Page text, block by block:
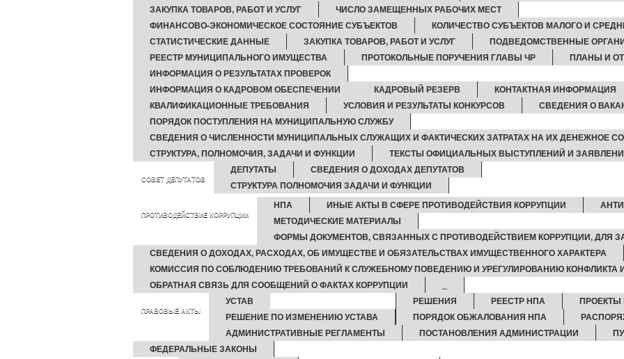
ЗАКУПКА ТОВАРОВ, РАБОТ И УСЛУГ
ЧИСЛО ЗАМЕЩЕННЫХ РАБОЧИХ МЕСТ
ФИНАНСОВО-ЭКОНОМИЧЕСКОЕ СОСТОЯНИЕ СУБЪЕКТОВ
КОЛИЧЕСТВО СУБЪЕКТОВ МАЛОГО И
СТАТИСТИЧЕСКИЕ ДАННЫЕ
ЗАКУПКА ТОВАРОВ, РАБОТ И УСЛУГ
ПОДВЕДОМСТВЕННЫЕ
РЕЕСТР МУНИЦИПАЛЬНОГО ИМУЩЕСТВА
ПРОТОКОЛЬНЫЕ ПОРУЧЕНИЯ ГЛАВЫ ЧР
ПЛАНЫ И
ИНФОРМАЦИЯ О РЕЗУЛЬТАТАХ ПРОВЕРОК
ИНФОРМАЦИЯ О КАДРОВОМ ОБЕСПЕЧЕНИИ
КАДРОВЫЙ РЕЗЕРВ
КОНТАКТНАЯ ИНФОРМАЦИЯ
КВАЛИФИКАЦИОННЫЕ ТРЕБОВАНИЯ
УСЛОВИЯ И РЕЗУЛЬТАТЫ КОНКУРСОВ
СВЕДЕНИЯ О
ПОРЯДОК ПОСТУПЛЕНИЯ НА МУНИЦИПАЛЬНУЮ СЛУЖБУ
СВЕДЕНИЯ О ЧИСЛЕННОСТИ МУНИЦИПАЛЬНЫХ СЛУЖАЩИХ И ФАКТИЧЕСКИХ ЗАТРАТАХ НА ИХ ДЕНЕЖНОЕ
СТРУКТУРА, ПОЛНОМОЧИЯ, ЗАДАЧИ И ФУНКЦИИ
ТЕКСТЫ ОФИЦИАЛЬНЫХ ВЫСТУПЛЕНИЙ И
СОВЕТ ДЕПУТАТОВ
ДЕПУТАТЫ
СВЕДЕНИЯ О ДОХОДАХ ДЕПУТАТОВ
СТРУКТУРА ПОЛНОМОЧИЯ ЗАДАЧИ И ФУНКЦИИ
ПРОТИВОДЕЙСТВИЕ КОРРУПЦИИ
НПА ИНЫЕ АКТЫ В СФЕРЕ ПРОТИВОДЕЙСТВИЯ КОРРУПЦИИ
МЕТОДИЧЕСКИЕ МАТЕРИАЛЫ
ФОРМЫ ДОКУМЕНТОВ, СВЯЗАННЫХ С ПРОТИВОДЕЙСТВИЕМ КОРРУПЦИИ, ДЛЯ
СВЕДЕНИЯ О ДОХОДАХ, РАСХОДАХ, ОБ ИМУЩЕСТВЕ И ОБЯЗАТЕЛЬСТВАХ ИМУЩЕСТВЕННОГО ХАРАКТЕРА
КОМИССИЯ ПО СОБЛЮДЕНИЮ ТРЕБОВАНИЙ К СЛУЖЕБНОМУ ПОВЕДЕНИЮ И УРЕГУЛИРОВАНИЮ КОНФЛИКТА
ОБРАТНАЯ СВЯЗЬ ДЛЯ СООБЩЕНИЙ О ФАКТАХ КОРРУПЦИИ
ПРАВОВЫЕ АКТЫ
УСТАВ
РЕШЕНИЕ ПО ИЗМЕНЕНИЮ УСТАВА
РЕШЕНИЯ РЕЕСТР НПА
ПОРЯДОК ОБЖАЛОВАНИЯ НПА
АДМИНИСТРАТИВНЫЕ РЕГЛАМЕНТЫ
ПОСТАНОВЛЕНИЯ АДМИНИСТРАЦИИ
ФЕДЕРАЛЬНЫЕ ЗАКОНЫ